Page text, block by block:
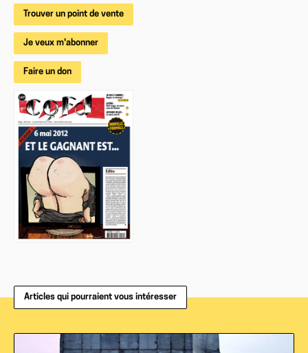
Trouver un point de vente
Je veux m'abonner
Faire un don
Articles qui pourraient vous intéresser